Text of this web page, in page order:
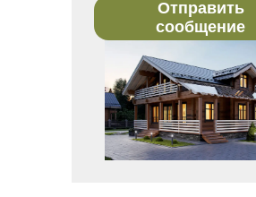
Отправить
сообщение